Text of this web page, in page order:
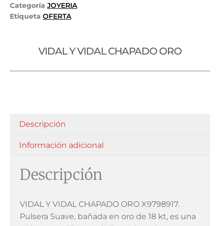
Categoría JOYERIA
Etiqueta OFERTA
VIDAL Y VIDAL CHAPADO ORO
Descripción
Información adicional
Descripción
VIDAL Y VIDAL CHAPADO ORO X9798917.
Pulsera Suave, bañada en oro de 18 kt, es una